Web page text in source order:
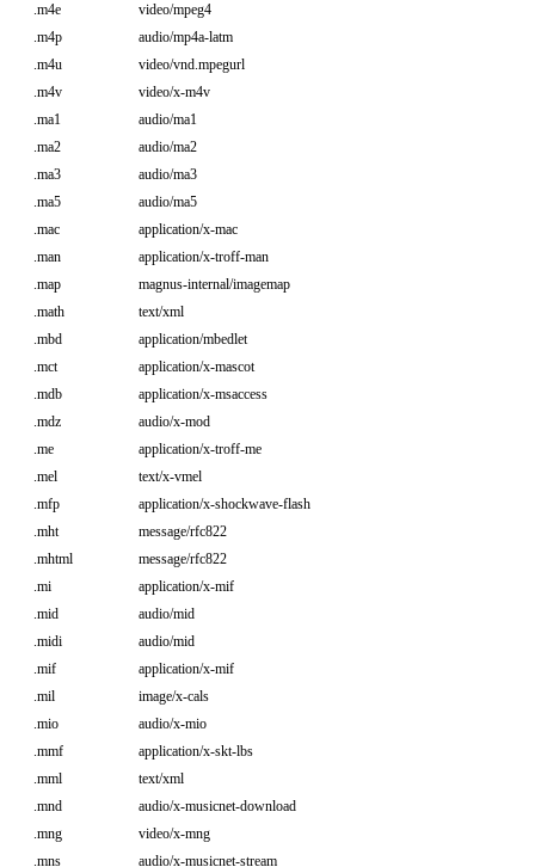
.m4e
video/mpeg4
.m4p
audio/mp4a-latm
.m4u
video/vnd.mpegurl
.m4v
video/x-m4v
.ma1
audio/ma1
.ma2
audio/ma2
.ma3
audio/ma3
.ma5
audio/ma5
.mac
application/x-mac
.man
application/x-troff-man
.map
magnus-internal/imagemap
.math
text/xml
.mbd
application/mbedlet
.mct
application/x-mascot
.mdb
application/x-msaccess
.mdz
audio/x-mod
.me
application/x-troff-me
.mel
text/x-vmel
.mfp
application/x-shockwave-flash
.mht
message/rfc822
.mhtml
message/rfc822
.mi
application/x-mif
.mid
audio/mid
.midi
audio/mid
.mif
application/x-mif
.mil
image/x-cals
.mio
audio/x-mio
.mmf
application/x-skt-lbs
.mml
text/xml
.mnd
audio/x-musicnet-download
.mng
video/x-mng
.mns
audio/x-musicnet-stream